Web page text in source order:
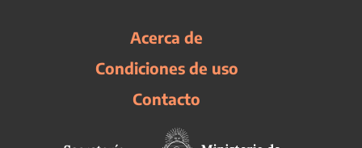
Acerca de
Condiciones de uso
Contacto